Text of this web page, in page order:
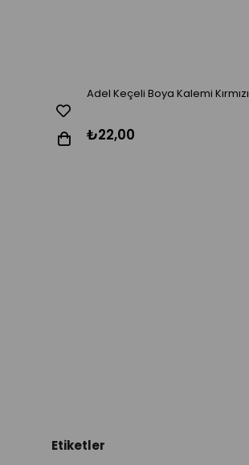
Adel Keçeli Boya Kalemi Kırmızı
₺22,00
Etiketler